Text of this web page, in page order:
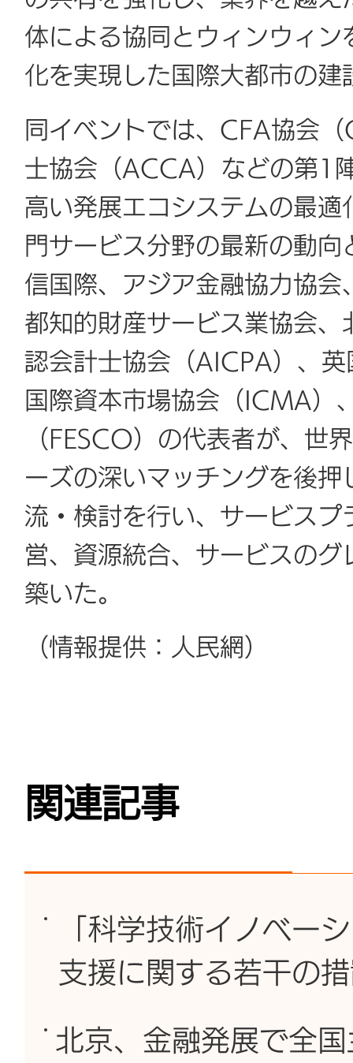
体による協同とウィンウィ
化を実現した国際大都市の
同イベントでは、CFA協会
士協会（ACCA）などの第1
高い発展エコシステムの最
門サービス分野の最新の動
信国際、アジア金融協力協
都知的財産サービス業協会
認会計士協会（AICPA）、
国際資本市場協会（ICMA）
（FESCO）の代表者が、世
ーズの深いマッチングを後
流・検討を行い、サービス
営、資源統合、サービスの
築いた。
（情報提供：人民網）
関連記事
「科学技術イノベー
支援に関する若干の
北京、金融発展で全